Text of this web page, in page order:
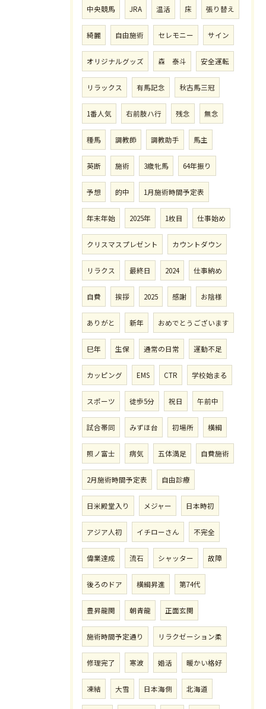
中央競馬 JRA 温活 床 張り替え
綺麗 自由施術 セレモニー サイン
オリジナルグッズ 森 泰斗 安全運転
リラックス 有馬記念 秋古馬三冠
1番人気 右前肢ハ行 残念 無念
種馬 調教師 調教助手 馬主
英断 施術 3歳牝馬 64年振り
予想 的中 1月施術時間予定表
年末年始 2025年 1枚目 仕事始め
クリスマスプレゼント カウントダウン
リラクス 最終日 2024 仕事納め
自費 挨拶 2025 感謝 お陰様
ありがと 新年 おめでとうございます
巳年 生保 通常の日常 運動不足
カッピング EMS CTR 学校始まる
スポーツ 徒歩5分 祝日 午前中
試合帯同 みずほ台 初場所 横綱
照ノ富士 病気 五体満足 自費施術
2月施術時間予定表 自由診療
日米殿堂入り メジャー 日本時初
アジア人初 イチローさん 不完全
偉業達成 流石 シャッター 故障
後ろのドア 横綱昇進 第74代
豊昇龍関 朝青龍 正面玄関
施術時間予定通り リラクゼーション柔
修理完了 寒波 婚活 暖かい格好
凍結 大雪 日本海側 北海道